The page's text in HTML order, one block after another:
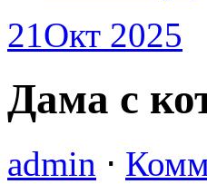
21Окт 2025
Дама с
admin ⋅